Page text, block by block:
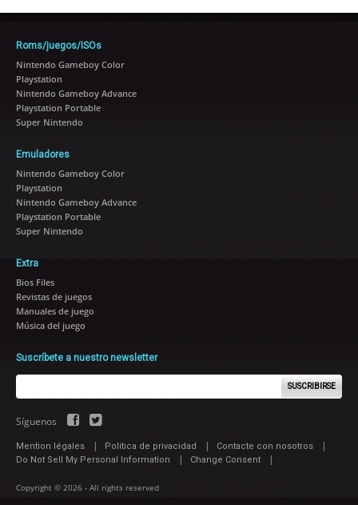
Roms/juegos/ISOs
Nintendo Gameboy Color
Playstation
Nintendo Gameboy Advance
Playstation Portable
Super Nintendo
Emuladores
Nintendo Gameboy Color
Playstation
Nintendo Gameboy Advance
Playstation Portable
Super Nintendo
Extra
Bios Files
Revistas de juegos
Manuales de juego
Música del juego
Suscríbete a nuestro newsletter
SUSCRIBIRSE
Síguenos
Mention légales | Política de privacidad | Contacte con nosotros |
Do Not Sell My Personal Information | Change Consent |
Copyright © 2026 - All rights reserved